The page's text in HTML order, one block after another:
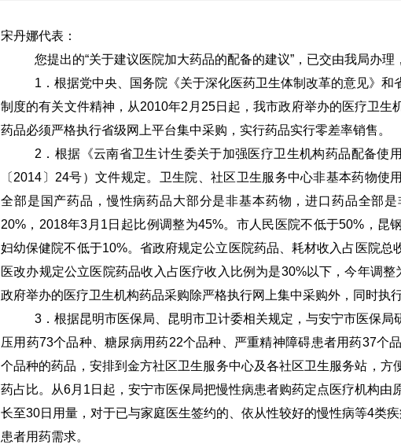
宋丹娜代表：
您提出的“关于建议医院加大药品的配备的建议” ，已交由我局办理
1 ．根据党中央、国务院《关于深化医药卫生体制改革的意见》
制度的有关文件精神，从2010年2 月 25日 起，我市政府举办的医疗卫生
药品必须严格执行省级网上平台集中采购，实行药品实行零差率销售。
2 ．根据《云南省卫生计生委关于加强医疗卫生机构药品配备使
〔 2014 〕 24号）文件规定。卫生院、社区卫生服务中心非基本药物使
全部是国产药品，慢性病药品大部分是非基本药物，进口药品全部
20% ， 2018年3 月 1 日 起比例调整为45%。市人民医院不低于50% ，昆
妇幼保健院不低于10%。省政府规定公立医院药品、耗材收入占医院总
医改办规定公立医院药品收入占医疗收入比例为是30%以下，今年调整
政府举办的医疗卫生机构药品采购除严格执行网上集中采购外，同时执
3 ．根据昆明市医保局、昆明市卫计委相关规定，与安宁市医保局
压用药73个品种、糖尿病用药22个品种、严重精神障碍患者用药37个
个品种的药品，安排到金方社区卫生服务中心及各社区卫生服务站，方
药占比。从6月 1 日 起，安宁市医保局把慢性病患者购药定点医疗机构由
长至30日用量，对于已与家庭医生签约的、依从性较好的慢性病等4类
患者用药需求。